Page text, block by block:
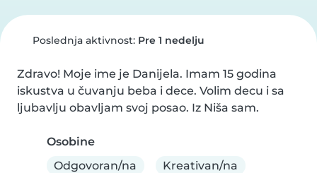
Poslednja aktivnost: Pre 1 nedelju
Zdravo! Moje ime je Danijela. Imam 15 godina
iskustva u čuvanju beba i dece. Volim decu i sa
ljubavlju obavljam svoj posao. Iz Niša sam.
Osobine
Odgovoran/na
Kreativan/na